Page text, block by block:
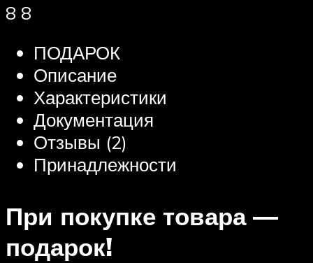
8 8
ПОДАРОК
Описание
Характеристики
Документация
Отзывы (2)
Принадлежности
При покупке товара —
подарок!